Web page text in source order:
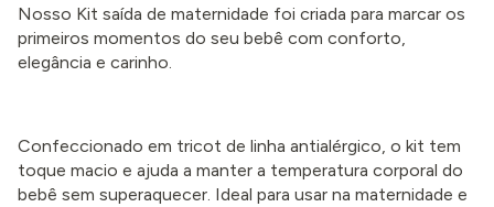
Nosso Kit saída de maternidade foi criada para marcar os
primeiros momentos do seu bebê com conforto,
elegância e carinho.
Confeccionado em tricot de linha antialérgico, o kit tem
toque macio e ajuda a manter a temperatura corporal do
bebê sem superaquecer. Ideal para usar na maternidade e